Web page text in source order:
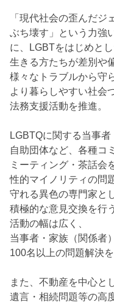
「現代社会の歪んだジ
ぶち壊す」という力強
に、LGBTをはじめと
生きる方たちが差別や
様々なトラブルから守
より暮らしやすい社会
法務支援活動を推進。
LGBTQに関する当事者
自助団体など、各種コ
ミーティング・茶話会
性的マイノリティの問
守れる異色の専門家と
積極的な意見交換を行
活動の幅は広く、
当事者・家族（関係者
100名以上の問題解決
また、不動産を中心と
遺言・相続問題等の高